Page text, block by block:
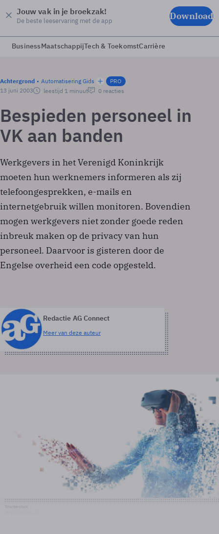
Jouw vak in je broekzak!
De beste leeservaring met de app Download
BusinessMaatschappijTech & ToekomstCarrière
Achtergrond Automatisering Gids
PRO
13 juni 2003
leestijd 1 minuut 0 reacties
Bespieden personeel in
VK aan banden
Werkgevers in het Verenigd Koninkrijk
moeten hun werknemers informeren als zij
telefoongesprekken, e-mails en
internetgebruik willen monitoren. Bovendien
mogen werkgevers niet zonder goede reden
inbreuk maken op de privacy van hun
personeel. Daarvoor is gisteren door de
Engelse overheid een code opgesteld.
Redactie AG Connect
Meer van deze auteur